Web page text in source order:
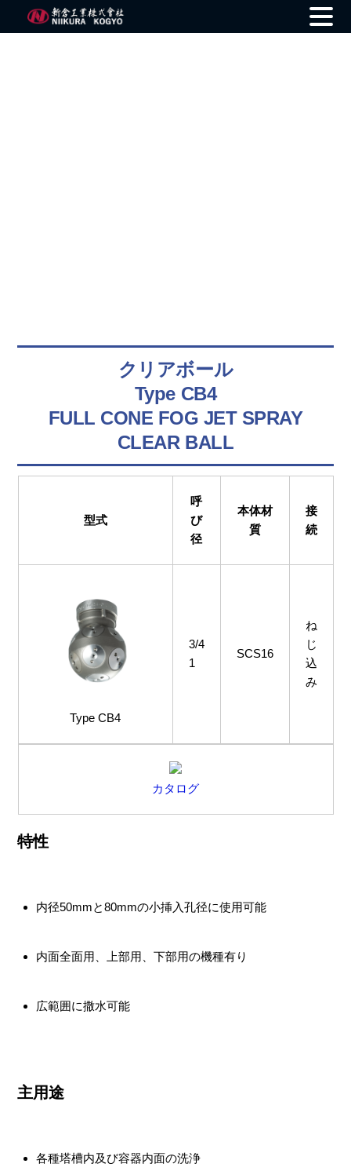
クリアボール
Type CB4
FULL CONE FOG JET SPRAY
CLEAR BALL
型式
呼
び
径
本体材
質
接
続
Type CB4
3/4
1
SCS16
ね
じ
込
み
カタログ
特性
内径50mmと80mmの小挿入孔径に使用可能
内面全面用、上部用、下部用の機種有り
広範囲に撒水可能
主用途
各種塔槽内及び容器内面の洗浄